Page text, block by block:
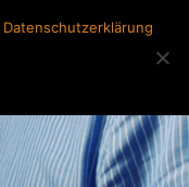
Datenschutzerklärung